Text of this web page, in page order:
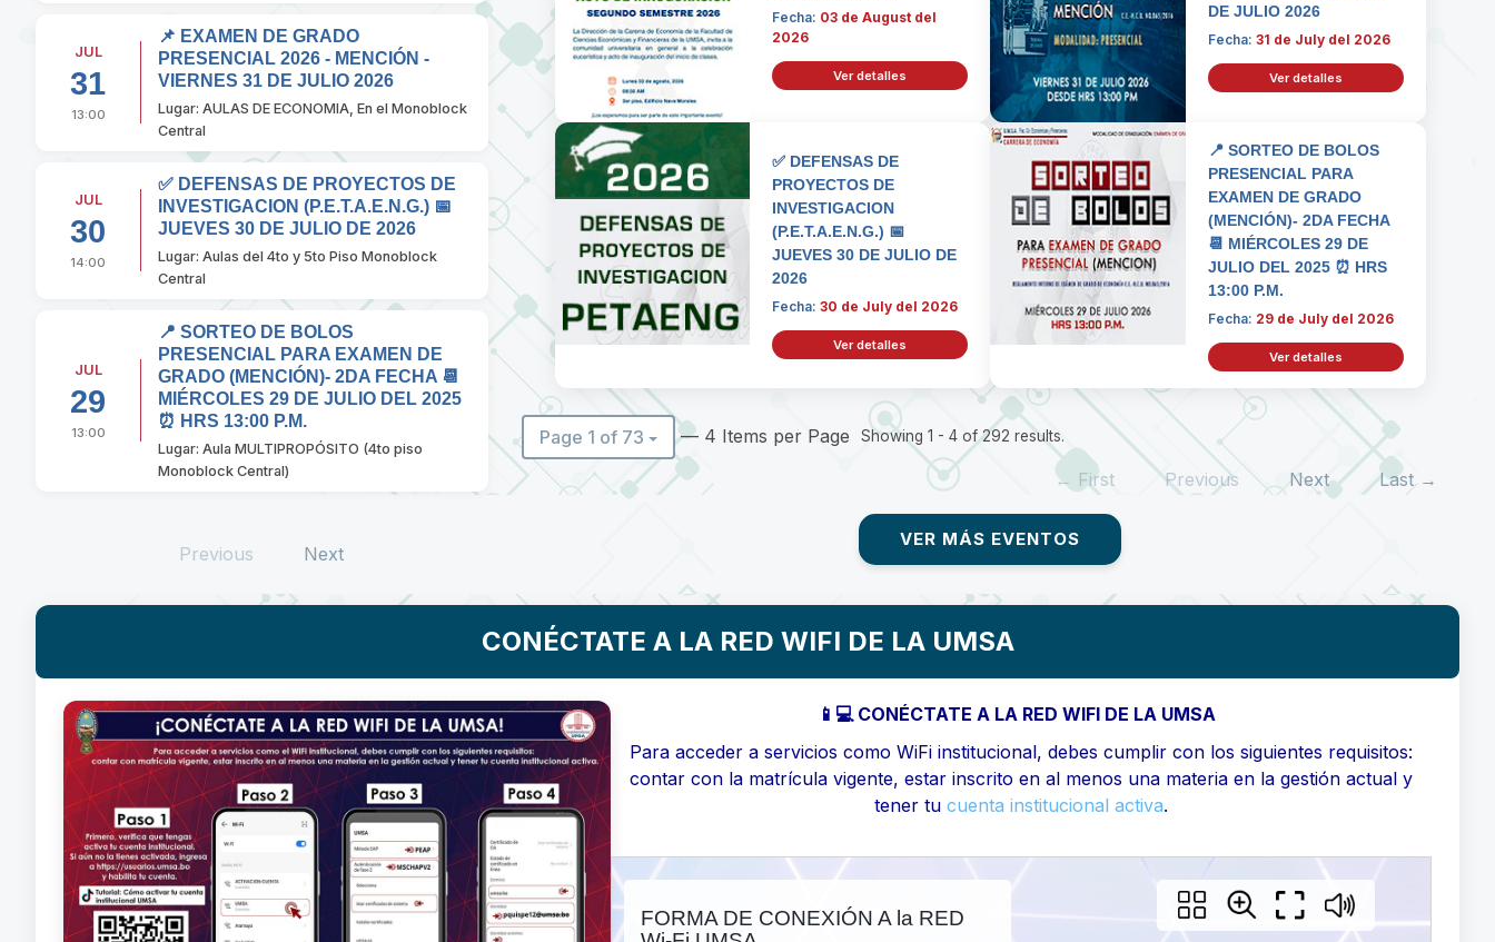
JUL
31
13:00
📌 EXAMEN DE GRADO
PRESENCIAL 2026 - MENCIÓN -
VIERNES 31 DE JULIO 2026
Lugar: AULAS DE ECONOMIA, En el Monoblock
Central
JUL
30
14:00
✅ DEFENSAS DE PROYECTOS DE
INVESTIGACION (P.E.T.A.E.N.G.) 📅
JUEVES 30 DE JULIO DE 2026
Lugar: Aulas del 4to y 5to Piso Monoblock
Central
JUL
29
13:00
📍 SORTEO DE BOLOS
PRESENCIAL PARA EXAMEN DE
GRADO (MENCIÓN)- 2DA FECHA 📆
MIÉRCOLES 29 DE JULIO DEL 2025
⏰ HRS 13:00 P.M.
Lugar: Aula MULTIPROPÓSITO (4to piso
Monoblock Central)
Previous Next
Fecha: 03 de August del
2026
Ver detalles
DE JULIO 2026
Fecha:31 de July del 2026
Ver detalles
✅ DEFENSAS DE
PROYECTOS DE
INVESTIGACION
(P.E.T.A.E.N.G.) 📅
JUEVES 30 DE JULIO DE
2026
Fecha:30 de July del 2026
Ver detalles
📍 SORTEO DE BOLOS
PRESENCIAL PARA
EXAMEN DE GRADO
(MENCIÓN)- 2DA FECHA
📆 MIÉRCOLES 29 DE
JULIO DEL 2025 ⏰ HRS
13:00 P.M.
Fecha: 29 de July del 2026
Ver detalles
Page 1 of 73 — 4 Items per Page Showing 1 - 4 of 292 results.
← First Previous Next Last →
VER MÁS EVENTOS
CONÉCTATE A LA RED WIFI DE LA UMSA
📱💻 CONÉCTATE A LA RED WIFI DE LA UMSA
Para acceder a servicios como WiFi institucional, debes cumplir con los siguientes requisitos:
contar con la matrícula vigente, estar inscrito en al menos una materia en la gestión actual y
tener tu cuenta institucional activa.